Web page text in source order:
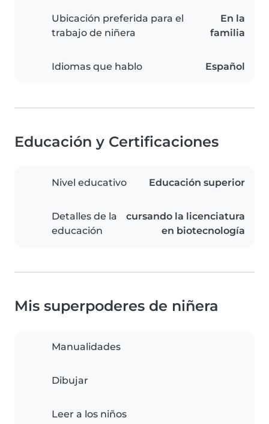
Ubicación preferida para el
trabajo de niñera
En la
familia
Idiomas que hablo Español
Educación y Certificaciones
Nivel educativo Educación superior
Detalles de la
educación
cursando la licenciatura
en biotecnología
Mis superpoderes de niñera
Manualidades
Dibujar
Leer a los niños